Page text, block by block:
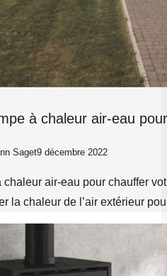
à chaleur air-eau
Saget9 décembre 2022
chaleur air-eau pour chauffer
la chaleur de l’air extérieur